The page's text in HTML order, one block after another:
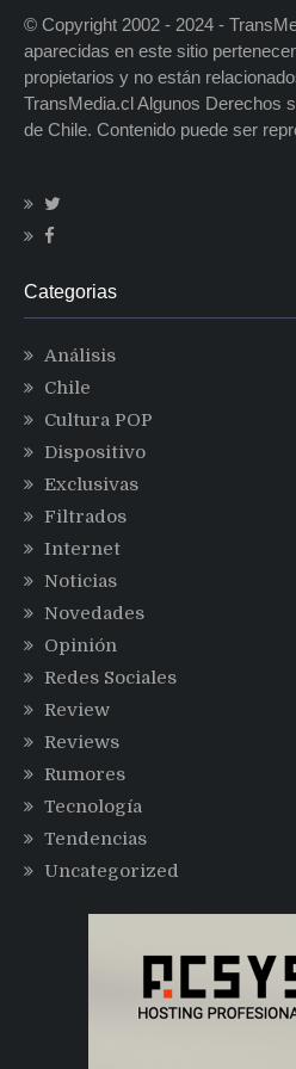
© Copyright 2002 - 2024 -
aparecidas en este sitio
propietarios y no están
TransMedia.cl Algunos Derechos
de Chile. Contenido puede ser
Categorias
Análisis
Chile
Cultura POP
Dispositivo
Exclusivas
Filtrados
Internet
Noticias
Novedades
Opinión
Redes Sociales
Review
Reviews
Rumores
Tecnología
Tendencias
Uncategorized